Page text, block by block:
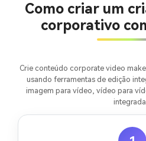
Como criar um
corporativo
Crie conteúdo corporate video
usando ferramentas de edição
imagem para vídeo, vídeo para
Comece